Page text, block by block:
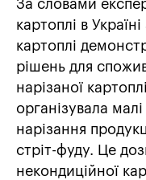
За словами
картоплі в
картоплі
рішень для
нарізаної
організувала малі
нарізання
стріт-фуду. Це
некондиційної